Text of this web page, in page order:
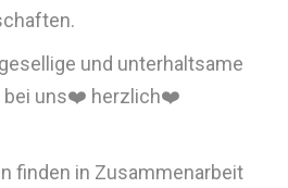
und unterhaltsame
bei uns❤️ herzlich❤️
finden in Zusammenarbeit